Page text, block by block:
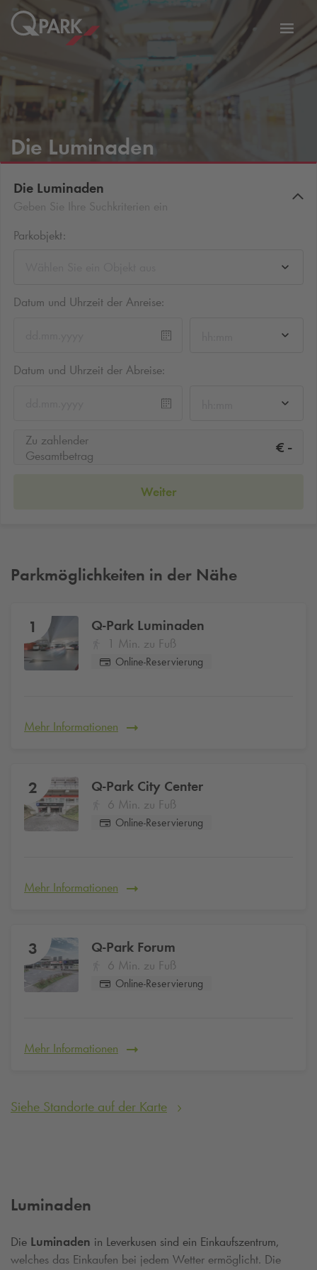
Zur
Die Luminaden
Die Luminaden
Parkobjekt:
Datum und Uhrzeit der Anreise:
Datum und Uhrzeit der Abreise:
Zu zahlender
Gesamtbetrag
€ -
Weiter
Parkmöglichkeiten in der Nähe
1 Q-Park Luminaden
1 Min. zu Fuß
Online-Reservierung
Mehr Informationen
2 Q-Park City Center
6 Min. zu Fuß
Online-Reservierung
Mehr Informationen
3 Q-Park Forum
6 Min. zu Fuß
Online-Reservierung
Mehr Informationen
Siehe Standorte auf der Karte
Luminaden
Die Luminaden in Leverkusen sind ein Einkaufszentrum,
welches das Einkaufen bei jedem Wetter ermöglicht. Die